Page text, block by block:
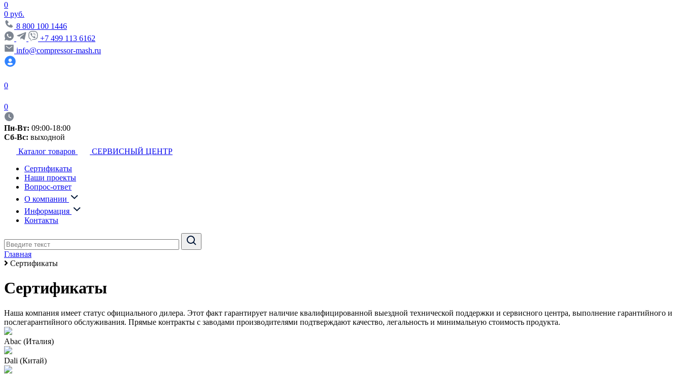
0
0 руб.
8 800 100 1446
+7 499 113 6162
info@compressor-mash.ru
0
0
Пн-Вт: 09:00-18:00
Сб-Вс: выходной
Каталог товаров
СЕРВИСНЫЙ ЦЕНТР
Сертификаты
Наши проекты
Вопрос-ответ
О компании
Информация
Контакты
Главная
Сертификаты
Сертификаты
Наша компания имеет статус официального дилера. Этот факт гарантирует наличие квалифицированной выездной технической поддержки и сервисного центра, выполнение гарантийного и
послегарантийного обслуживания. Прямые контракты с заводами производителями подтверждают качество, легальность и минимальную стоимость продукта.
Abac (Италия)
Dali (Китай)